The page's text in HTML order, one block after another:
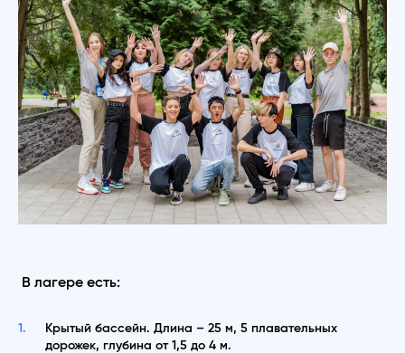
В лагере есть:
Крытый бассейн. Длина – 25 м, 5 плавательных
дорожек, глубина от 1,5 до 4 м.